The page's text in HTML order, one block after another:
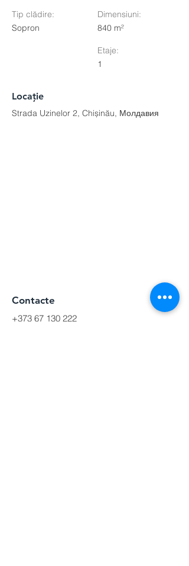
Tip clădire:
Sopron
Dimensiuni:
840 m²
Etaje:
1
Locație
Strada Uzinelor 2, Chișinău, Молдавия
Contacte
+373 67 130 222